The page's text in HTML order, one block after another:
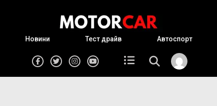
Новини Тест драйв Автоспорт